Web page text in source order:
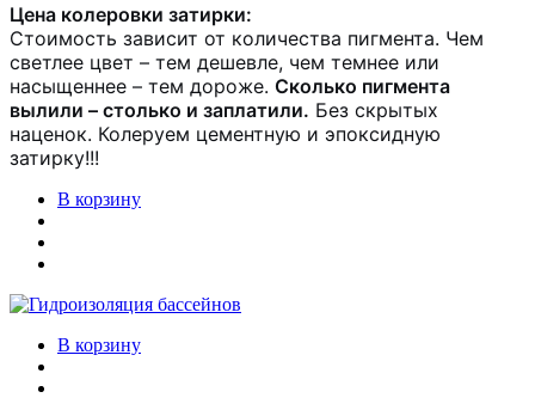
Цена колеровки затирки:
Стоимость зависит от количества пигмента. Чем
светлее цвет – тем дешевле, чем темнее или
насыщеннее – тем дороже. Сколько пигмента
вылили – столько и заплатили. Без скрытых
наценок. Колеруем цементную и эпоксидную
затирку!!!
В корзину
В корзину